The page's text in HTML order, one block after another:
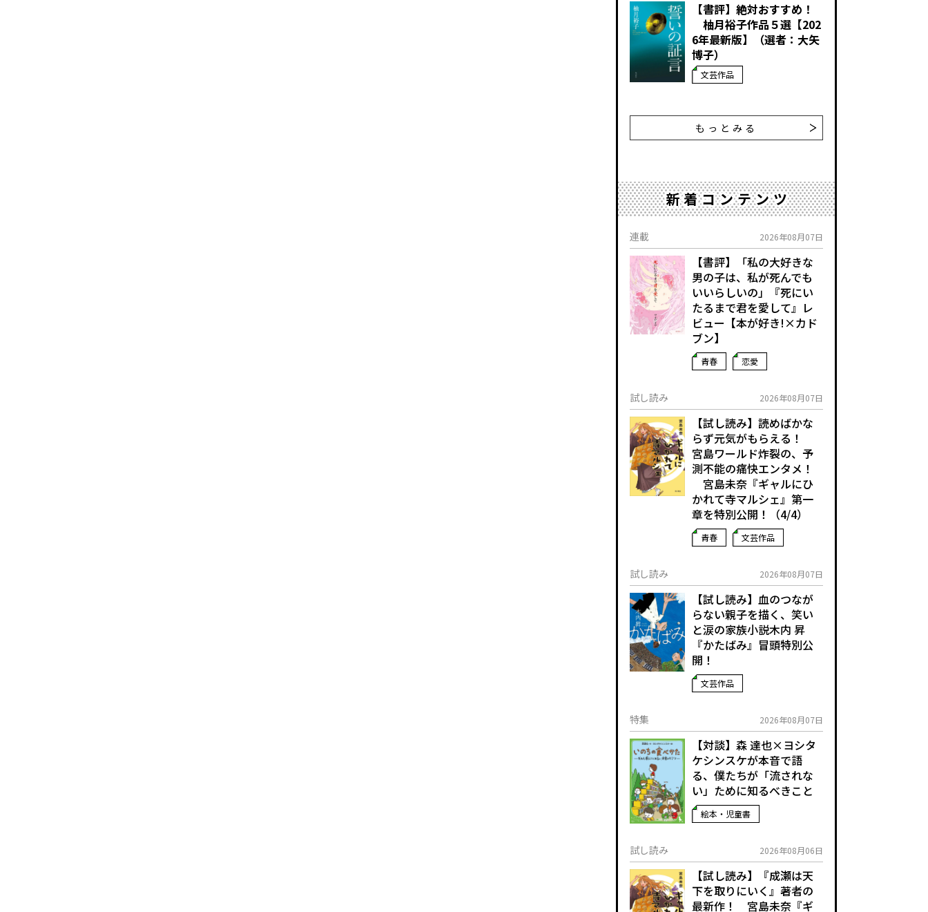
【書評】絶対おすすめ！
柚月裕子作品５選【202
6年最新版】（選者：大矢
博子）
文芸作品
もっとみる
新着コンテンツ
連載 2026年08月07日
【書評】「私の大好きな
男の子は、私が死んでも
いいらしいの」――『死にい
たるまで君を愛して』レ
ビュー【本が好き!×カド
ブン】
青春 恋愛
試し読み 2026年08月07日
【試し読み】読めばかな
らず元気がもらえる！
宮島ワールド炸裂の、予
測不能の痛快エンタメ！
宮島未奈『ギャルにひ
かれて寺マルシェ』第一
章を特別公開！（4/4）
青春 文芸作品
試し読み 2026年08月07日
【試し読み】血のつなが
らない親子を描く、笑い
と涙の家族小説――木内 昇
『かたばみ』冒頭特別公
開！
文芸作品
特集 2026年08月07日
【対談】森 達也×ヨシタ
ケシンスケが本音で語
る、僕たちが「流されな
い」ために知るべきこと
絵本・児童書
試し読み 2026年08月06日
【試し読み】『成瀬は天
下を取りにいく』著者の
最新作！ 宮島未奈『ギ